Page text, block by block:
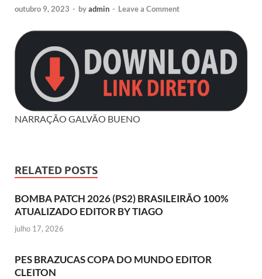
outubro 9, 2023 - byadmin - Leave a Comment
NARRAÇÃO GALVÃO BUENO
RELATED POSTS
BOMBA PATCH 2026 (PS2) BRASILEIRÃO 100%
ATUALIZADO EDITOR BY TIAGO
julho 17, 2026
PES BRAZUCAS COPA DO MUNDO EDITOR
CLEITON